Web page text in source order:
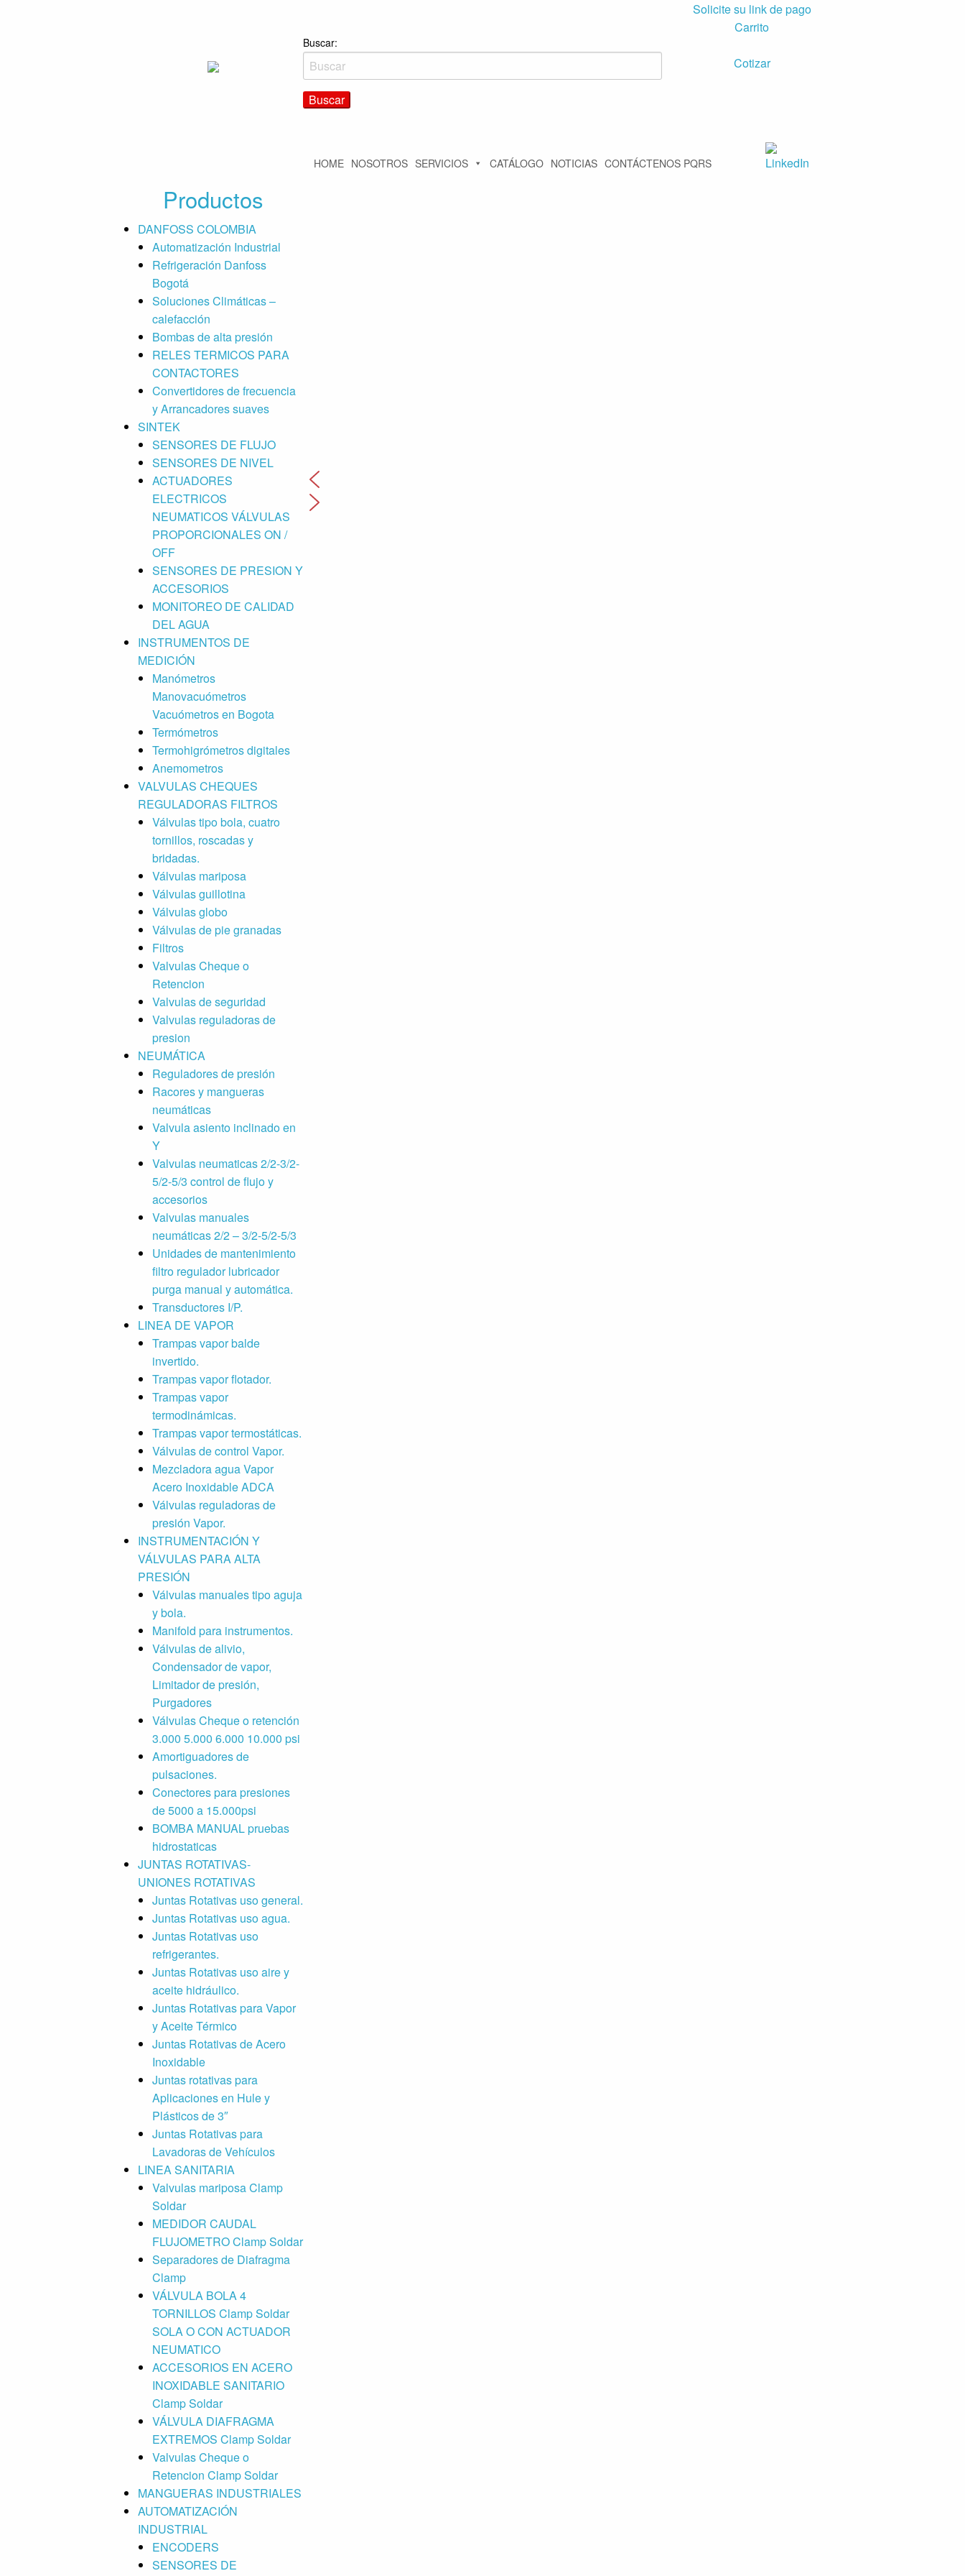
Buscar:
Solicite su link de pago
Carrito
Cotizar
HOME NOSOTROS SERVICIOS CATÁLOGO NOTICIAS CONTÁCTENOS PQRS
Productos
DANFOSS COLOMBIA
Automatización Industrial
Refrigeración Danfoss
Bogotá
Soluciones Climáticas –
calefacción
Bombas de alta presión
RELES TERMICOS PARA
CONTACTORES
Convertidores de frecuencia
y Arrancadores suaves
SINTEK
SENSORES DE FLUJO
SENSORES DE NIVEL
ACTUADORES
ELECTRICOS
NEUMATICOS VÁLVULAS
PROPORCIONALES ON /
OFF
SENSORES DE PRESION Y
ACCESORIOS
MONITOREO DE CALIDAD
DEL AGUA
INSTRUMENTOS DE
MEDICIÓN
Manómetros
Manovacuómetros
Vacuómetros en Bogota
Termómetros
Termohigrómetros digitales
Anemometros
VALVULAS CHEQUES
REGULADORAS FILTROS
Válvulas tipo bola, cuatro
tornillos, roscadas y
bridadas.
Válvulas mariposa
Válvulas guillotina
Válvulas globo
Válvulas de pie granadas
Filtros
Valvulas Cheque o
Retencion
Valvulas de seguridad
Valvulas reguladoras de
presion
NEUMÁTICA
Reguladores de presión
Racores y mangueras
neumáticas
Valvula asiento inclinado en
Y
Valvulas neumaticas 2/2-3/2-
5/2-5/3 control de flujo y
accesorios
Valvulas manuales
neumáticas 2/2 – 3/2-5/2-5/3
Unidades de mantenimiento
filtro regulador lubricador
purga manual y automática.
Transductores I/P.
LINEA DE VAPOR
Trampas vapor balde
invertido.
Trampas vapor flotador.
Trampas vapor
termodinámicas.
Trampas vapor termostáticas.
Válvulas de control Vapor.
Mezcladora agua Vapor
Acero Inoxidable ADCA
Válvulas reguladoras de
presión Vapor.
INSTRUMENTACIÓN Y
VÁLVULAS PARA ALTA
PRESIÓN
Válvulas manuales tipo aguja
y bola.
Manifold para instrumentos.
Válvulas de alivio,
Condensador de vapor,
Limitador de presión,
Purgadores
Válvulas Cheque o retención
3.000 5.000 6.000 10.000 psi
Amortiguadores de
pulsaciones.
Conectores para presiones
de 5000 a 15.000psi
BOMBA MANUAL pruebas
hidrostaticas
JUNTAS ROTATIVAS-
UNIONES ROTATIVAS
Juntas Rotativas uso general.
Juntas Rotativas uso agua.
Juntas Rotativas uso
refrigerantes.
Juntas Rotativas uso aire y
aceite hidráulico.
Juntas Rotativas para Vapor
y Aceite Térmico
Juntas Rotativas de Acero
Inoxidable
Juntas rotativas para
Aplicaciones en Hule y
Plásticos de 3″
Juntas Rotativas para
Lavadoras de Vehículos
LINEA SANITARIA
Valvulas mariposa Clamp
Soldar
MEDIDOR CAUDAL
FLUJOMETRO Clamp Soldar
Separadores de Diafragma
Clamp
VÁLVULA BOLA 4
TORNILLOS Clamp Soldar
SOLA O CON ACTUADOR
NEUMATICO
ACCESORIOS EN ACERO
INOXIDABLE SANITARIO
Clamp Soldar
VÁLVULA DIAFRAGMA
EXTREMOS Clamp Soldar
Valvulas Cheque o
Retencion Clamp Soldar
MANGUERAS INDUSTRIALES
AUTOMATIZACIÓN
INDUSTRIAL
ENCODERS
SENSORES DE